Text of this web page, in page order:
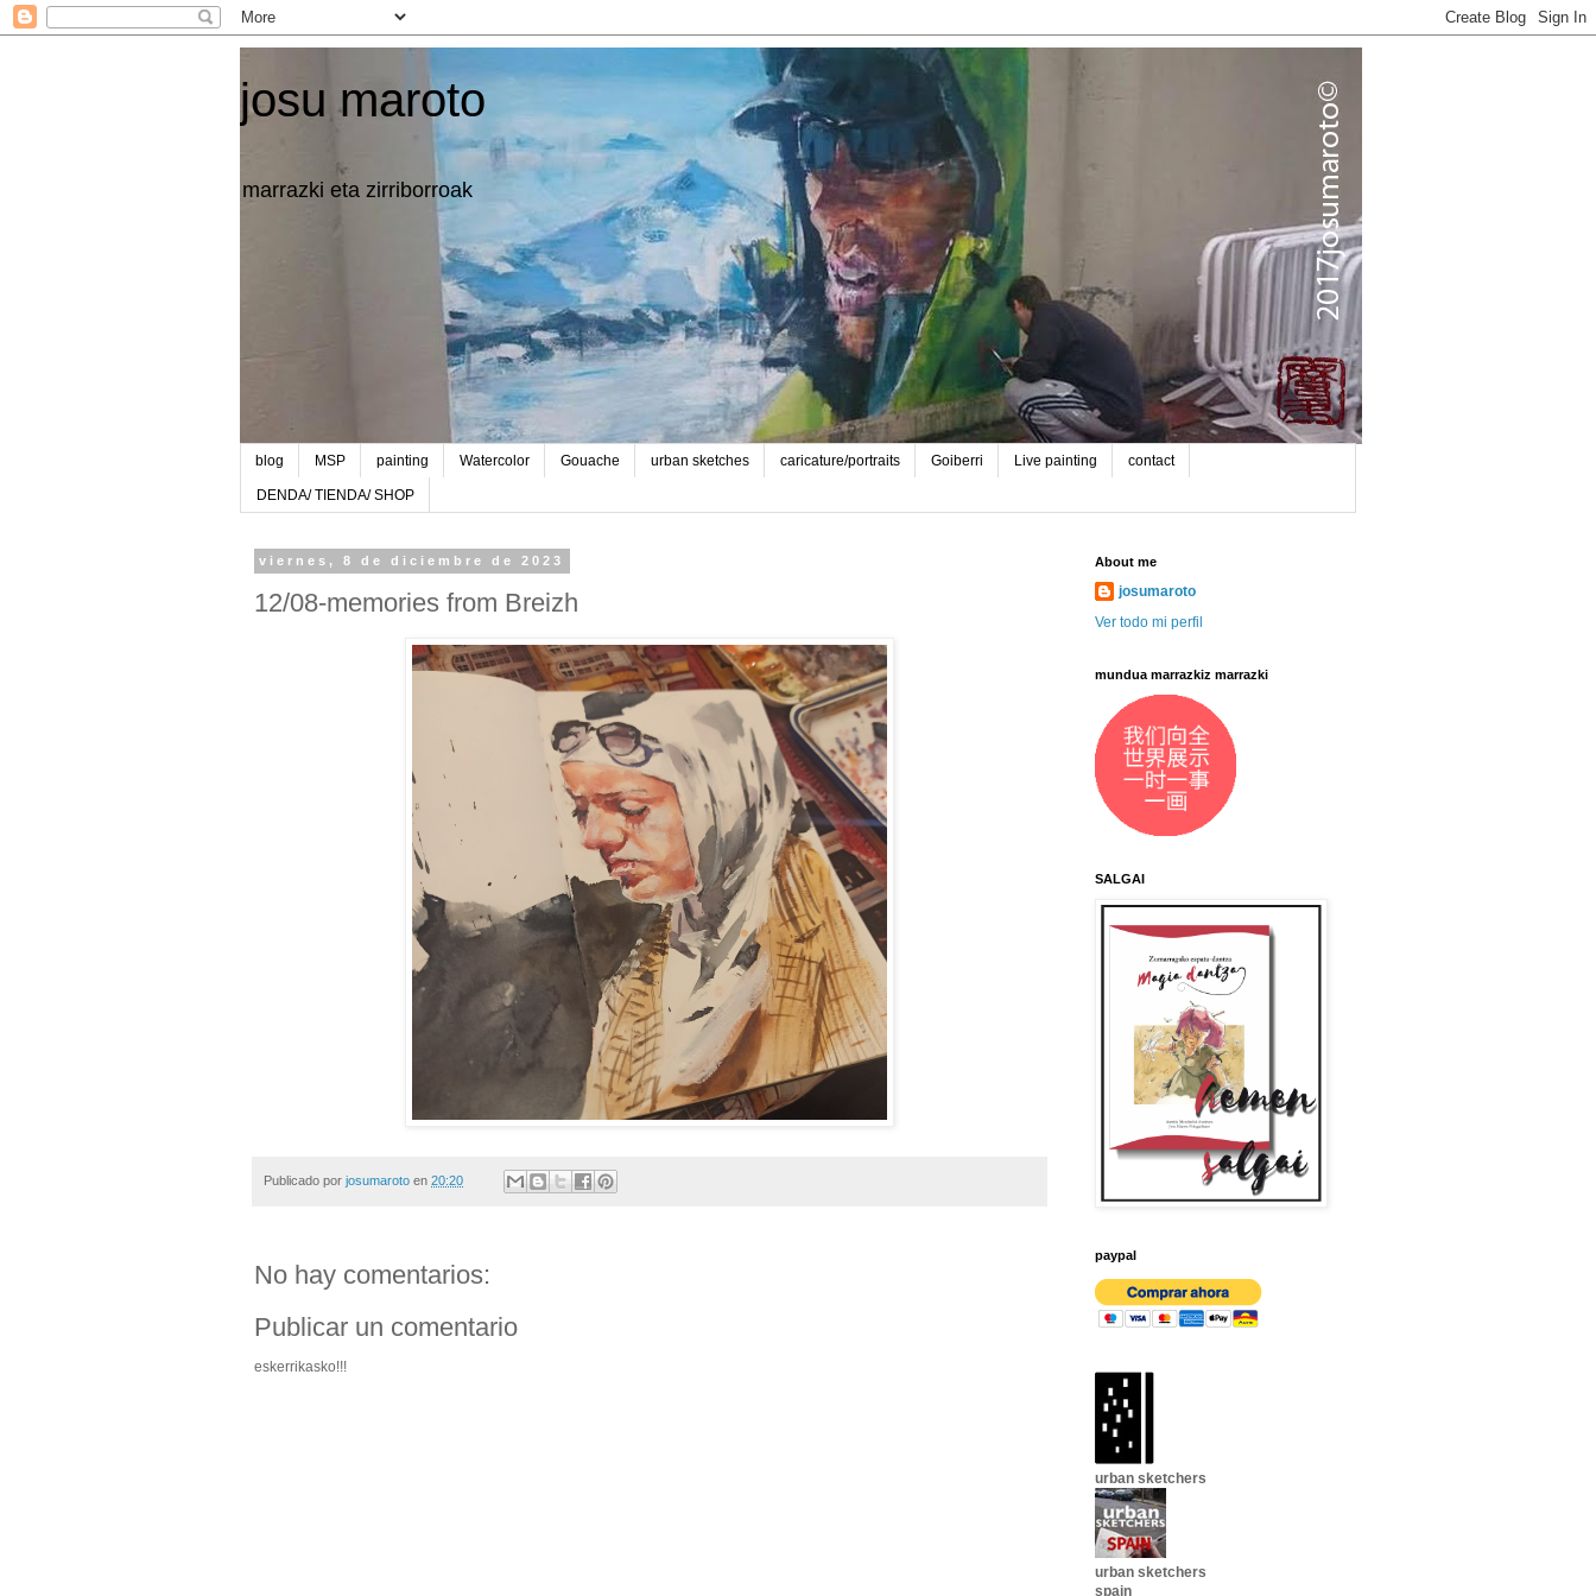
josu maroto
marrazki eta zirriborroak
blog MSP painting Watercolor Gouache urban sketches caricature/portraits Goiberri Live painting contact
DENDA/ TIENDA/ SHOP
viernes, 8 de diciembre de 2023
12/08-memories from Breizh
Publicado por josumaroto en 20:20
No hay comentarios:
Publicar un comentario
eskerrikasko!!!
About me
josumaroto
Ver todo mi perfil
mundua marrazkiz marrazki
SALGAI
paypal
urban sketchers
urban sketchers
spain